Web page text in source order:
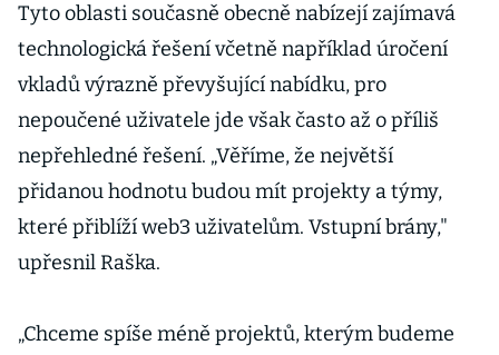
Tyto oblasti současně obecně nabízejí zajímavá
technologická řešení včetně například úročení
vkladů výrazně převyšující nabídku, pro
nepoučené uživatele jde však často až o příliš
nepřehledné řešení. „Věříme, že největší
přidanou hodnotu budou mít projekty a týmy,
které přiblíží web3 uživatelům. Vstupní brány,"
upřesnil Raška.
„Chceme spíše méně projektů, kterým budeme